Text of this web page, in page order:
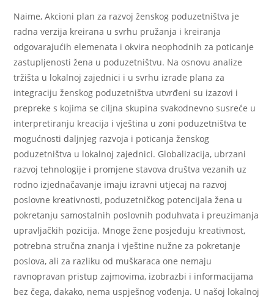
Naime, Akcioni plan za razvoj ženskog poduzetništva je
radna verzija kreirana u svrhu pružanja i kreiranja
odgovarajućih elemenata i okvira neophodnih za poticanje
zastupljenosti žena u poduzetništvu. Na osnovu analize
tržišta u lokalnoj zajednici i u svrhu izrade plana za
integraciju ženskog poduzetništva utvrđeni su izazovi i
prepreke s kojima se ciljna skupina svakodnevno susreće u
interpretiranju kreacija i vještina u zoni poduzetništva te
mogućnosti daljnjeg razvoja i poticanja ženskog
poduzetništva u lokalnoj zajednici. Globalizacija, ubrzani
razvoj tehnologije i promjene stavova društva vezanih uz
rodno izjednačavanje imaju izravni utjecaj na razvoj
poslovne kreativnosti, poduzetničkog potencijala žena u
pokretanju samostalnih poslovnih poduhvata i preuzimanja
upravljačkih pozicija. Mnoge žene posjeduju kreativnost,
potrebna stručna znanja i vještine nužne za pokretanje
poslova, ali za razliku od muškaraca one nemaju
ravnopravan pristup zajmovima, izobrazbi i informacijama
bez čega, dakako, nema uspješnog vođenja. U našoj lokalnoj